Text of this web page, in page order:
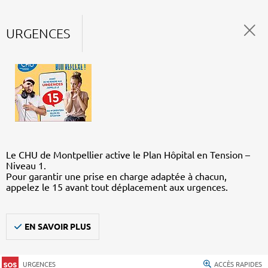
URGENCES
Le CHU de Montpellier active le Plan Hôpital en Tension –
Niveau 1.
Pour garantir une prise en charge adaptée à chacun,
appelez le 15 avant tout déplacement aux urgences.
EN SAVOIR PLUS
URGENCES ACCÈS RAPIDES